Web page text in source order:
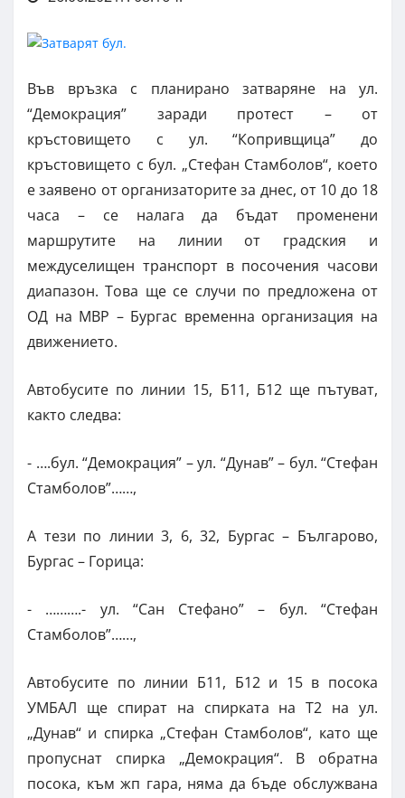
Във връзка с планирано затваряне на ул.
“Демокрация” заради протест – от
кръстовището с ул. “Копривщица” до
кръстовището с бул. „Стефан Стамболов“, което
е заявено от организаторите за днес, от 10 до 18
часа – се налага да бъдат променени
маршрутите на линии от градския и
междуселищен транспорт в посочения часови
диапазон. Това ще се случи по предложена от
ОД на МВР – Бургас временна организация на
движението.
Автобусите по линии 15, Б11, Б12 ще пътуват,
както следва:
- ….бул. “Демокрация” – ул. “Дунав” – бул. “Стефан
Стамболов”……,
А тези по линии 3, 6, 32, Бургас – Българово,
Бургас – Горица:
- ……….- ул. “Сан Стефано” – бул. “Стефан
Стамболов”……,
Автобусите по линии Б11, Б12 и 15 в посока
УМБАЛ ще спират на спирката на Т2 на ул.
„Дунав“ и спирка „Стефан Стамболов“, като ще
пропуснат спирка „Демокрация“. В обратна
посока, към жп гара, няма да бъде обслужвана